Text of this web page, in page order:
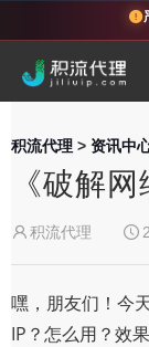
积流代理 > 资讯中
《破解
积流代理
嘿，朋友们！今
IP？怎么用？效